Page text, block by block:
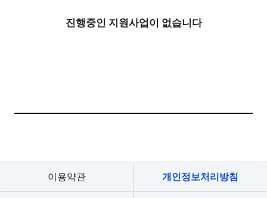
진행중인 지원사업이 없습니다
이용약관 개인정보처리방침